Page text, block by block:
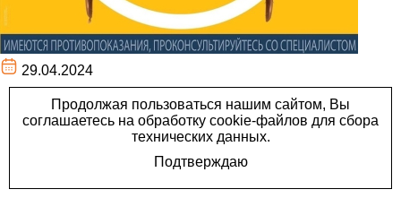
29.04.2024
Всего с начала апреля в
Централизованной
клинико-диагностической